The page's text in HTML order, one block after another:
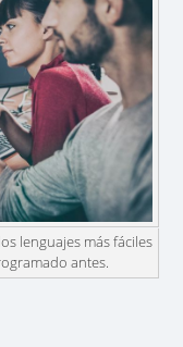
lenguajes más fáciles
antes.